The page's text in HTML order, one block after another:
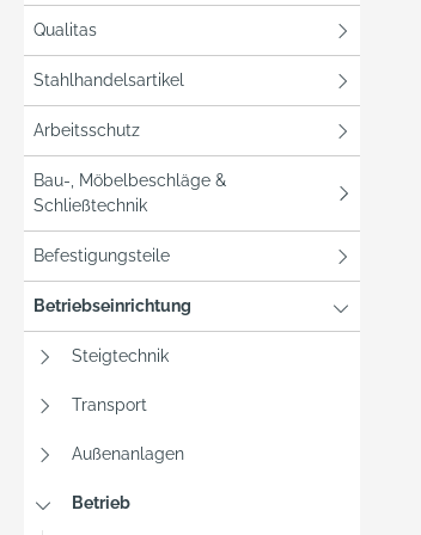
Qualitas
Stahlhandelsartikel
Arbeitsschutz
Bau-, Möbelbeschläge &
Schließtechnik
Befestigungsteile
Betriebseinrichtung
Steigtechnik
Transport
Außenanlagen
Betrieb